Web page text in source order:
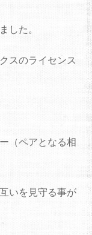
した。
スのライセンス
（ペアとなる相
いを見守る事が